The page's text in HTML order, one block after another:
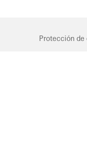
famosos
Protección de